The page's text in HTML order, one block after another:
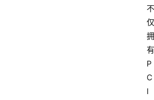
不
仅
拥
有
P
C
I